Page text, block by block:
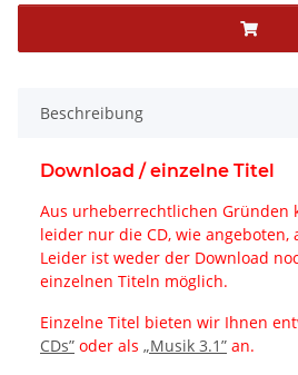
Beschreibung
Download / einzelne Titel
Aus urheberrechtlichen Gründen
leider nur die CD, wie angeboten,
Leider ist weder der Download
einzelnen Titeln möglich.
Einzelne Titel bieten wir Ihnen
CDs” oder als „Musik 3.1” an.